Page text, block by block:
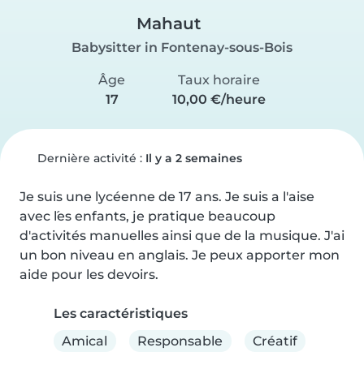
Mahaut
Babysitter in Fontenay-sous-Bois
Âge
17
Taux horaire
10,00 €/heure
Dernière activité : Il y a 2 semaines
Je suis une lycéenne de 17 ans. Je suis a l'aise
avec ́les enfants, je pratique beaucoup
d'activités manuelles ainsi que de la musique. J'ai
un bon niveau en anglais. Je peux apporter mon
aide pour les devoirs.
Les caractéristiques
Amical
Responsable Créatif